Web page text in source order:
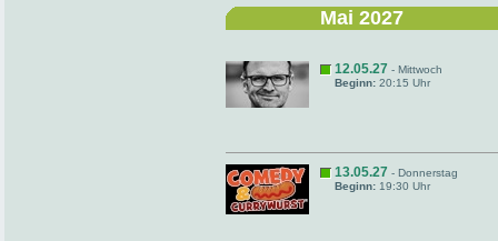
Mai 2027
12.05.27 - Mittwoch
Beginn: 20:15 Uhr
13.05.27 - Donnerstag
Beginn: 19:30 Uhr